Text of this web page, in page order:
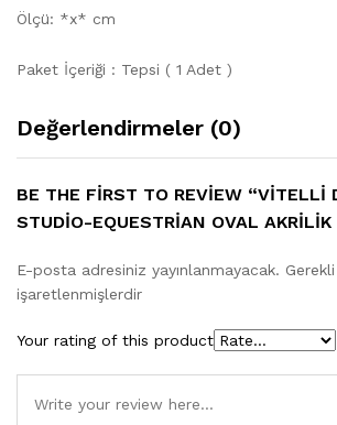
Ölçü: *x* cm
Paket İçeriği : Tepsi ( 1 Adet )
Değerlendirmeler (0)
BE THE FIRST TO REVIEW “VITELLI
STUDIO-EQUESTRIAN OVAL AKRILIK
E-posta adresiniz yayınlanmayacak.
işaretlenmişlerdir
Your rating of this product